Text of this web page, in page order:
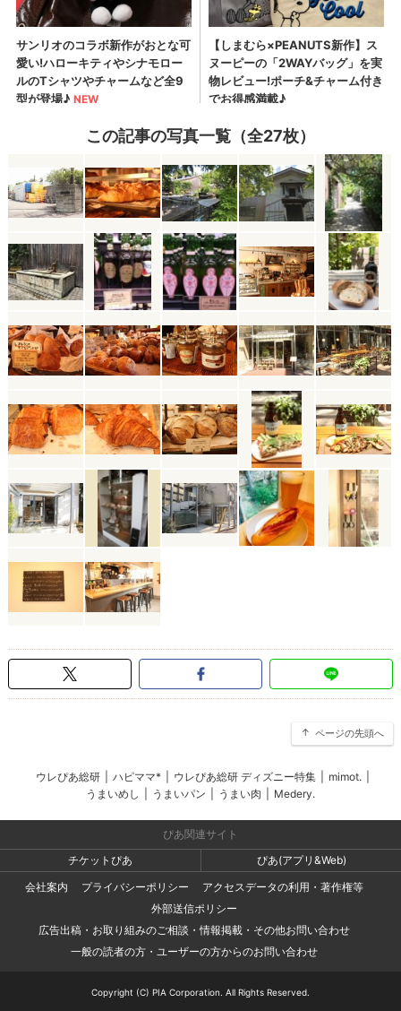
この記事の写真一覧（全27枚）
ページの先頭へ
ウレぴあ総研 ハピママ* ウレぴあ総研 ディズニー特集 mimot.
うまいめし
うまいパン うまい肉 Medery.
ぴあ関連サイト
チケットぴあ
ぴあ(アプリ&Web)
会社案内
プライバシーポリシー
アクセスデータの利用・著作権等
外部送信ポリシー
広告出稿・お取り組みのご相談・情報掲載・その他お問い合わせ
一般の読者の方・ユーザーの方からのお問い合わせ
Copyright (C) PIA Corporation. All Rights Reserved.